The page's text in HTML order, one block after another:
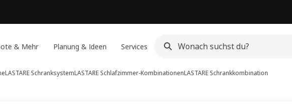
& Mehr Planung & Ideen Services
LASTARE SchranksystemLASTARE Schlafzimmer-KombinationenLASTARESchrankkombination